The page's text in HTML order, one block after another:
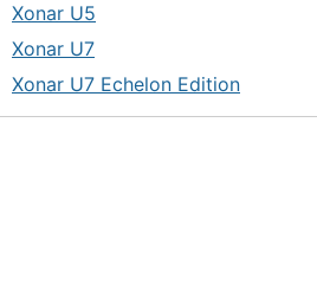
Xonar U5
Xonar U7
Xonar U7 Echelon Edition